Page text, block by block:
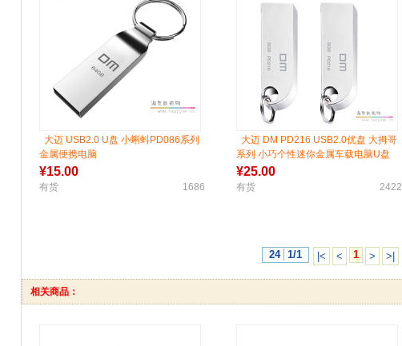
大迈 USB2.0 U盘 小蝌蚪PD086系列
金属便携电脑
¥15.00
有货 1686
大迈 DM PD216 USB2.0优盘 大拇哥
系列 小巧个性迷你金属车载电脑U盘
¥25.00
有货 2422
24 1/1 |< < 1 > >|
相关商品：